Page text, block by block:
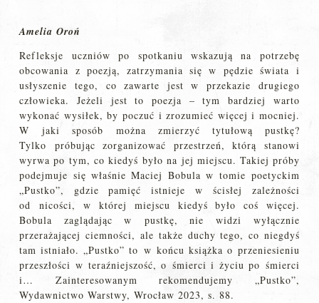
Amelia Oroń
Refleksje uczniów po spotkaniu wskazują na potrzebę
obcowania z poezją, zatrzymania się w pędzie świata i
usłyszenie tego, co zawarte jest w przekazie drugiego
człowieka. Jeżeli jest to poezja – tym bardziej warto
wykonać wysiłek, by poczuć i zrozumieć więcej i mocniej.
W jaki sposób można zmierzyć tytułową pustkę?
Tylko próbując zorganizować przestrzeń, którą stanowi
wyrwa po tym, co kiedyś było na jej miejscu. Takiej próby
podejmuje się właśnie Maciej Bobula w tomie poetyckim
„Pustko”, gdzie pamięć istnieje w ścisłej zależności
od nicości, w której miejscu kiedyś było coś więcej.
Bobula zaglądając w pustkę, nie widzi wyłącznie
przerażającej ciemności, ale także duchy tego, co niegdyś
tam istniało. „Pustko” to w końcu książka o przeniesieniu
przeszłości w teraźniejszość, o śmierci i życiu po śmierci
i… Zainteresowanym rekomendujemy „Pustko”,
Wydawnictwo Warstwy, Wrocław 2023, s. 88.